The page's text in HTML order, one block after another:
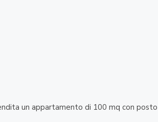
un appartamento di 100 mq con